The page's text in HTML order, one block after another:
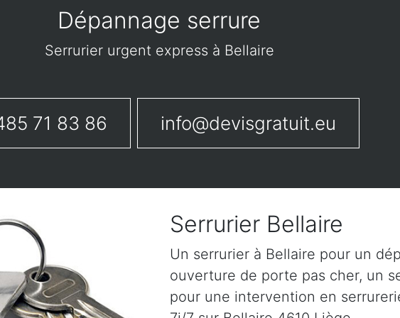
Dépannage serrure
Serrurier urgent express à Bellaire
71 83 86 info@devisgratuit.eu
Serrurier Bellaire
Un serrurier à Bellaire pour un
ouverture de porte pas cher, un
pour une intervention en